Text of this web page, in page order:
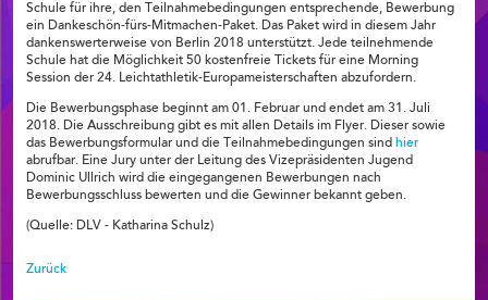
Schule für ihre, den Teilnahmebedingungen entsprechende, Bewerbung
ein Dankeschön-fürs-Mitmachen-Paket. Das Paket wird in diesem Jahr
dankenswerterweise von Berlin 2018 unterstützt. Jede teilnehmende
Schule hat die Möglichkeit 50 kostenfreie Tickets für eine Morning
Session der 24. Leichtathletik-Europameisterschaften abzufordern.
Die Bewerbungsphase beginnt am 01. Februar und endet am 31. Juli
2018. Die Ausschreibung gibt es mit allen Details im Flyer. Dieser sowie
das Bewerbungsformular und die Teilnahmebedingungen sind hier
abrufbar. Eine Jury unter der Leitung des Vizepräsidenten Jugend
Dominic Ullrich wird die eingegangenen Bewerbungen nach
Bewerbungsschluss bewerten und die Gewinner bekannt geben.
(Quelle: DLV - Katharina Schulz)
Zurück